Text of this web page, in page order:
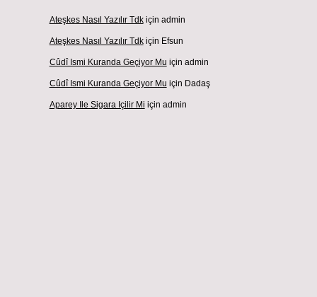
Ateşkes Nasıl Yazılır Tdkiçin admin
Ateşkes Nasıl Yazılır Tdkiçin Efsun
Cûdî Ismi Kuranda Geçiyor Mu için admin
Cûdî Ismi Kuranda Geçiyor Mu için Dadaş
Aparey Ile Sigara Içilir Mi için admin